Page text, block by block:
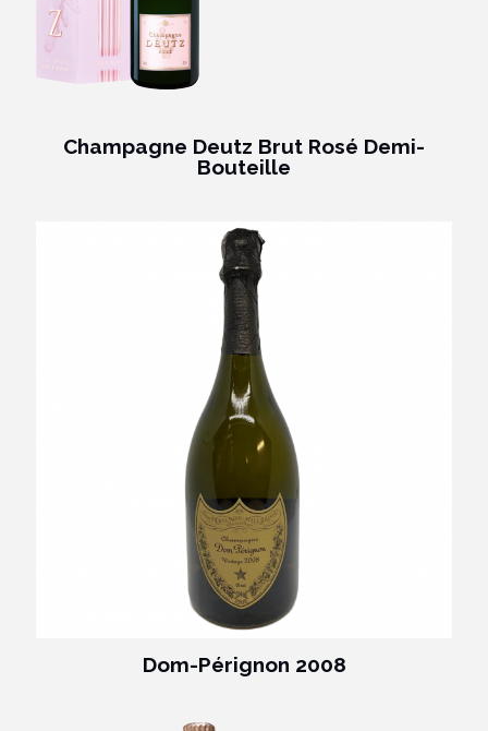
Champagne Deutz Brut Rosé Demi-
Bouteille
Dom-Pérignon 2008